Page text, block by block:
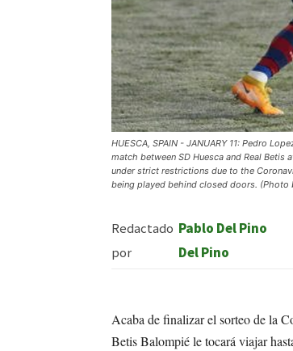
HUESCA, SPAIN - JANUARY 11: Pedro
match between SD Huesca and Real Betis
under strict restrictions due to the
being played behind closed doors. (Photo
Redactado
por
Pablo Del Pino
Del Pino
Acaba de finalizar el sorteo de la
Betis Balompié le tocará viajar